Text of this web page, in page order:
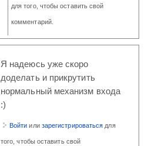
для того, чтобы оставить свой
комментарий.
Я надеюсь уже скоро
доделать и прикрутить
нормальный механизм входа
:)
Войти или зарегистрироваться для
того, чтобы оставить свой